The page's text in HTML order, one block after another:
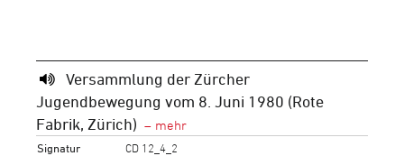
Versammlung der Zürcher
Jugendbewegung vom 8. Juni 1980 (Rote
Fabrik, Zürich)
Signatur
CD 12_4_2